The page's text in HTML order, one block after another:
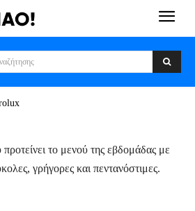
το μενού της εβδομάδας με
γρήγορες και πεντανόστιμες.